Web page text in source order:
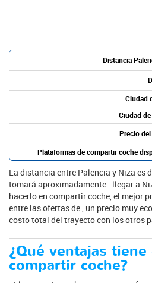
Distancia
Ciudad
Ciudad
Precio
Plataformas de compartir coche
La distancia entre Palencia y Niza es
tomará aproximadamente - llegar a
hacerlo en compartir coche, el mejor
entre las ofertas de , un precio muy
costo total del trayecto con los otros
¿Qué ventajas
compartir coche?